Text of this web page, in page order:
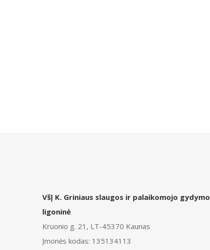
VšĮ K. Griniaus slaugos ir palaikomojo gydymo
ligoninė
Kruonio g. 21, LT-45370 Kaunas
Įmonės kodas: 135134113